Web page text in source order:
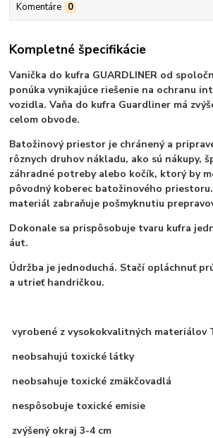
Komentáre 0
Kompletné špecifikácie
Vanička do kufra GUARDLINER od
ponúka vynikajúce riešenie na ochranu
vozidla. Vaňa do kufra Guardliner má
celom obvode.
Batožinový priestor je chránený a
rôznych druhov nákladu, ako sú nákupy,
záhradné potreby alebo kočík, ktorý by
pôvodný koberec batožinového
materiál zabraňuje pošmyknutiu
Dokonale sa prispôsobuje tvaru kufra
áut.
Údržba je jednoduchá. Stačí opláchnuť
a utrieť handričkou.
vyrobené z vysokokvalitných materiálov
neobsahujú toxické látky
neobsahuje toxické zmäkčovadlá
nespôsobuje toxické emisie
zvýšený okraj 3-4 cm